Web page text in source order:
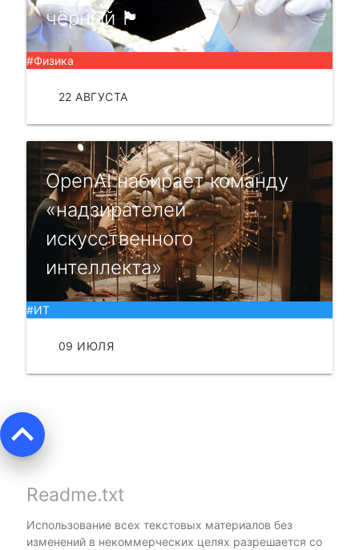
чёрный 🏴
#Физика
22 АВГУСТА
OpenAI набирает команду
«надзирателей
искусственного
интеллекта»
#ИТ
09 ИЮЛЯ
keyboard_arrow_up
Readme.txt
Использование всех текстовых материалов без
изменений в некоммерческих целях разрешается со